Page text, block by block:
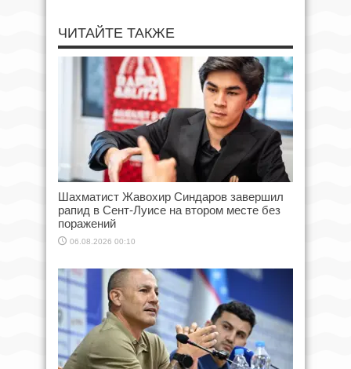
ЧИТАЙТЕ ТАКЖЕ
Шахматист Жавохир Синдаров завершил
рапид в Сент-Луисе на втором месте без
поражений
06.08.2026 00:10